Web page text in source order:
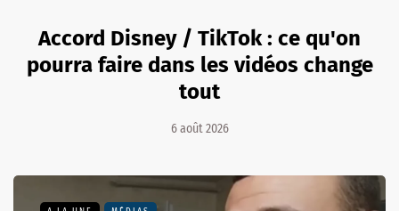
Accord Disney / TikTok : ce qu'on
pourra faire dans les vidéos change
tout
6 août 2026